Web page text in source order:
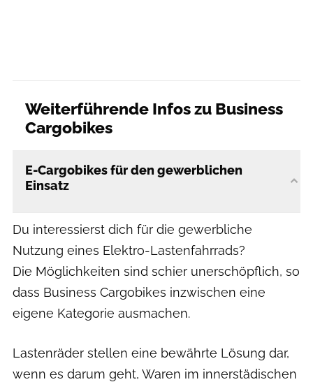
Weiterführende Infos zu Business
Cargobikes
E-Cargobikes für den gewerblichen
Einsatz
Du interessierst dich für die gewerbliche
Nutzung eines Elektro-Lastenfahrrads?
Die Möglichkeiten sind schier unerschöpflich, so
dass Business Cargobikes inzwischen eine
eigene Kategorie ausmachen.
Lastenräder stellen eine bewährte Lösung dar,
wenn es darum geht, Waren im innerstädischen